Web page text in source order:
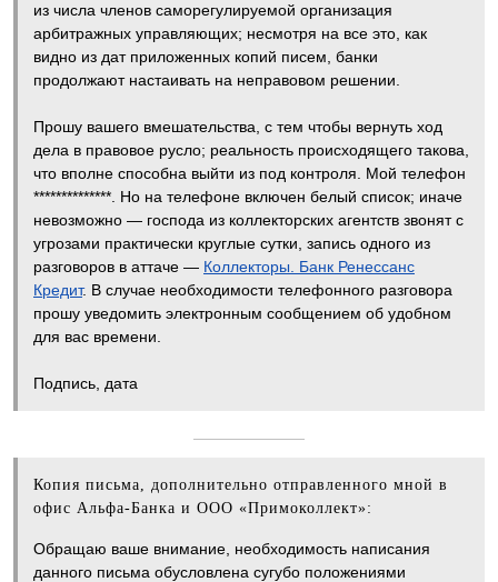
из числа членов саморегулируемой организация
арбитражных управляющих; несмотря на все это, как
видно из дат приложенных копий писем, банки
продолжают настаивать на неправовом решении.
Прошу вашего вмешательства, с тем чтобы вернуть ход
дела в правовое русло; реальность происходящего такова,
что вполне способна выйти из под контроля. Мой телефон
**************. Но на телефоне включен белый список; иначе
невозможно — господа из коллекторских агентств звонят с
угрозами практически круглые сутки, запись одного из
разговоров в аттаче — Коллекторы. Банк Ренессанс
Кредит. В случае необходимости телефонного разговора
прошу уведомить электронным сообщением об удобном
для вас времени.
Подпись, дата
Копия письма, дополнительно отправленного мной в
офис Альфа-Банка и ООО «Примоколлект»:
Обращаю ваше внимание, необходимость написания
данного письма обусловлена сугубо положениями